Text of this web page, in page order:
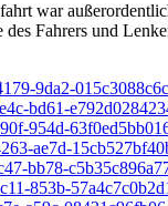
war
Fahrers und